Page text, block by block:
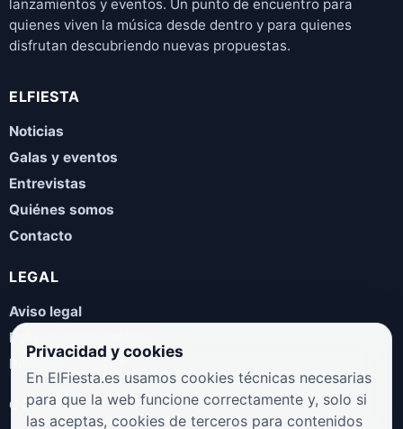
lanzamientos y eventos. Un punto de encuentro para
quienes viven la música desde dentro y para quienes
disfrutan descubriendo nuevas propuestas.
ELFIESTA
Noticias
Galas y eventos
Entrevistas
Quiénes somos
Contacto
LEGAL
Aviso legal
Política de privacidad
Política de cookies
COLABORA
Privacidad y cookies
En ElFiesta.es usamos cookies técnicas necesarias
para que la web funcione correctamente y, solo si
las aceptas, cookies de terceros para contenidos